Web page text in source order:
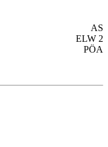
AS
ELW 2
PÖA